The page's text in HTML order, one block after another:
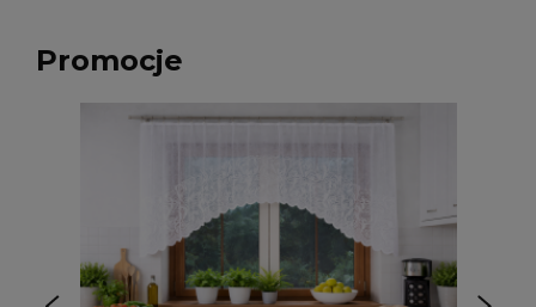
Promocje